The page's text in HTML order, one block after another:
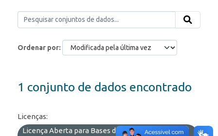
Ordenar por
1 conjunto de dados encontrado
Licenças:
Licença Aberta para Bases de Dados (ODbL) do